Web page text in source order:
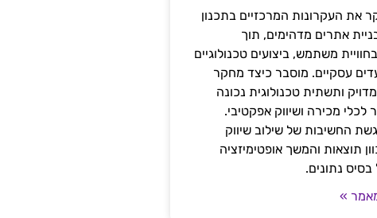
את העקרונות המרכזיים בתכנון
אתרים מדהימים, תוך
משתמש, ביצועים טכנולוגיים
עסקיים. מוסבר כיצד מחקר
ותשתית טכנולוגית נכונה
לכלי מכירה ושיווק אפקטיבי.
החשיבות של שילוב שיווק
תוצאות והמשך אופטימיזציה
נתונים.
»